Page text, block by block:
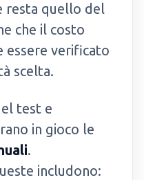
resta quello del
che il costo
verificato
scelta.
test e
in gioco le
.
includono: